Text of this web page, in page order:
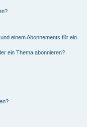
einem Abonnements für ein
ein Thema abonnieren?